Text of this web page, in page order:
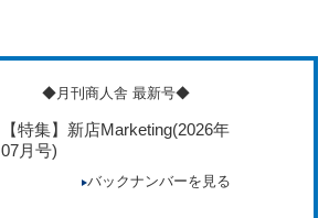
◆月刊商人舎 最新号◆
【特集】新店Marketing(2026年
07月号)
バックナンバーを見る